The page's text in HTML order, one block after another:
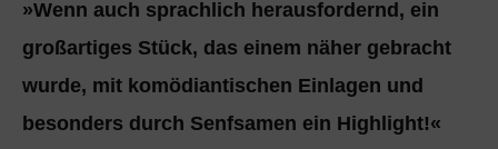
»Wenn auch sprachlich herausfordernd, ein
großartiges Stück, das einem näher gebracht
wurde, mit komödiantischen Einlagen und
besonders durch Senfsamen ein Highlight!«